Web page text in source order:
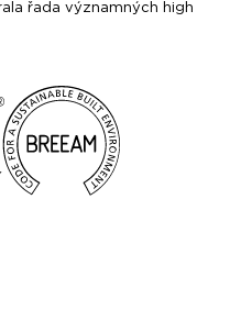
řada významných high